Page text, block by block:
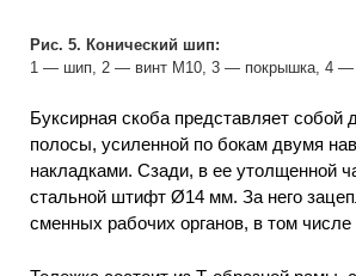
Рис. 5. Конический шип:
1 — шип, 2 — винт М10, 3 — покрышка, 4 —
Буксирная скоба представляет собой
полосы, усиленной по бокам двумя
накладками. Сзади, в ее утолщенной
стальной штифт Ø14 мм. За него
сменных рабочих органов, в том числе